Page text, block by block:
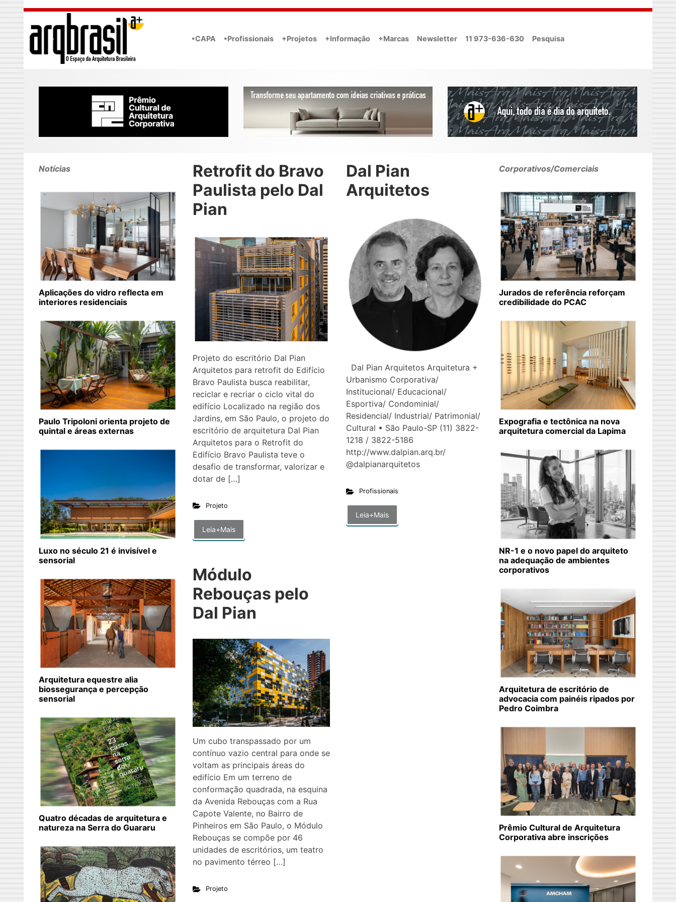
Skip to main content
•CAPA •Profissionais +Projetos +Informação +Marcas Newsletter 11 973-636-630 Pesquisa
Retrofit do Bravo
Paulista pelo Dal
Pian
Projeto do escritório Dal Pian
Arquitetos para retrofit do Edifício
Bravo Paulista busca reabilitar,
reciclar e recriar o ciclo vital do
edifício Localizado na região dos
Jardins, em São Paulo, o projeto do
escritório de arquitetura Dal Pian
Arquitetos para o Retrofit do
Edifício Bravo Paulista teve o
desafio de transformar, valorizar e
dotar de […]
Projeto
Leia+Mais
Dal Pian
Arquitetos
Dal Pian Arquitetos Arquitetura +
Urbanismo Corporativa/
Institucional/ Educacional/
Esportiva/ Condominial/
Residencial/ Industrial/ Patrimonial/
Cultural • São Paulo-SP (11) 3822-
1218 / 3822-5186
http://www.dalpian.arq.br/
@dalpianarquitetos
Profissionais
Leia+Mais
Módulo
Rebouças pelo
Dal Pian
Um cubo transpassado por um
contínuo vazio central para onde se
voltam as principais áreas do
edifício Em um terreno de
conformação quadrada, na esquina
da Avenida Rebouças com a Rua
Capote Valente, no Bairro de
Pinheiros em São Paulo, o Módulo
Rebouças se compõe por 46
unidades de escritórios, um teatro
no pavimento térreo […]
Projeto
Notícias
Aplicações do vidro reflecta em
interiores residenciais
Paulo Tripoloni orienta projeto de
quintal e áreas externas
Luxo no século 21 é invisível e
sensorial
Arquitetura equestre alia
biossegurança e percepção
sensorial
Quatro décadas de arquitetura e
natureza na Serra do Guararu
Corporativos/Comerciais
Jurados de referência reforçam
credibilidade do PCAC
Expografia e tectônica na nova
arquitetura comercial da Lapima
NR-1 e o novo papel do arquiteto
na adequação de ambientes
corporativos
Arquitetura de escritório de
advocacia com painéis ripados por
Pedro Coimbra
Prêmio Cultural de Arquitetura
Corporativa abre inscrições